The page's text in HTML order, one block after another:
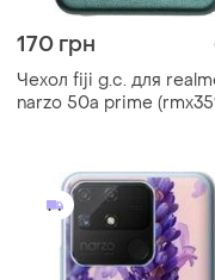
170 грн
Чехол fiji g.c. для
narzo 50a prime